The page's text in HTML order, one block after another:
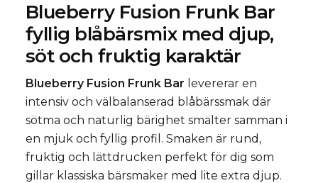
Blueberry Fusion Frunk Bar
fyllig blåbärsmix med djup,
söt och fruktig karaktär
Blueberry Fusion Frunk Bar levererar en
intensiv och välbalanserad blåbärssmak där
sötma och naturlig bärighet smälter samman i
en mjuk och fyllig profil. Smaken är rund,
fruktig och lättdrucken perfekt för dig som
gillar klassiska bärsmaker med lite extra djup.